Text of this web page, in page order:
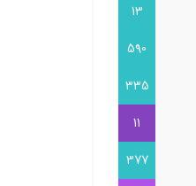
13
590
335
11
377